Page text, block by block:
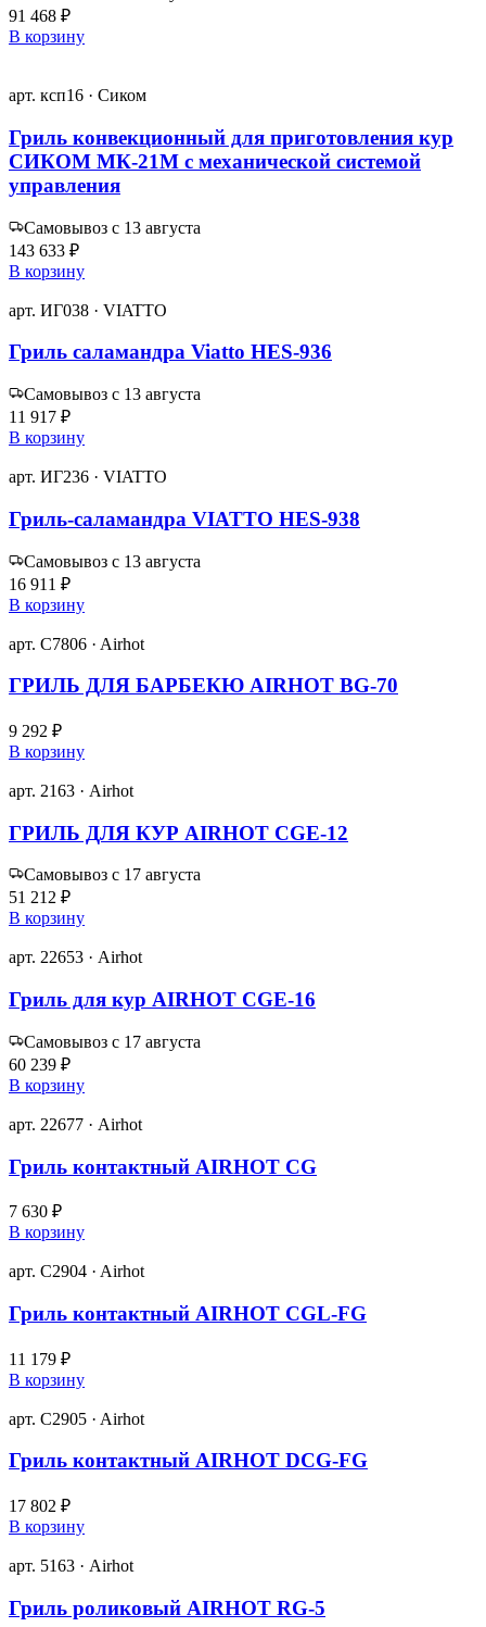
91 468 ₽
В корзину
арт. ксп16 · Сиком
Гриль конвекционный для приготовления кур
СИКОМ МК-21М с механической системой
управления
Самовывоз с 13 августа
143 633 ₽
В корзину
арт. ИГ038 · VIATTO
Гриль саламандра Viatto HES-936
Самовывоз с 13 августа
11 917 ₽
В корзину
арт. ИГ236 · VIATTO
Гриль‑саламандра VIATTO HES‑938
Самовывоз с 13 августа
16 911 ₽
В корзину
арт. C7806 · Airhot
ГРИЛЬ ДЛЯ БАРБЕКЮ AIRHOT BG-70
9 292 ₽
В корзину
арт. 2163 · Airhot
ГРИЛЬ ДЛЯ КУР AIRHOT CGE-12
Самовывоз с 17 августа
51 212 ₽
В корзину
арт. 22653 · Airhot
Гриль для кур AIRHOT CGE-16
Самовывоз с 17 августа
60 239 ₽
В корзину
арт. 22677 · Airhot
Гриль контактный AIRHOT CG
7 630 ₽
В корзину
арт. C2904 · Airhot
Гриль контактный AIRHOT CGL-FG
11 179 ₽
В корзину
арт. C2905 · Airhot
Гриль контактный AIRHOT DCG-FG
17 802 ₽
В корзину
арт. 5163 · Airhot
Гриль роликовый AIRHOT RG-5